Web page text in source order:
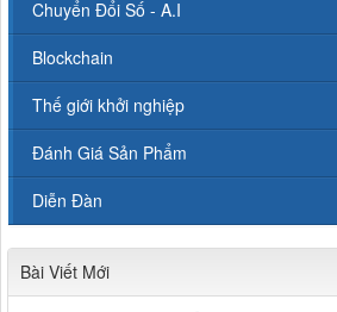
Chuyển Đổi Số - A.I
Blockchain
Thế giới khởi nghiệp
Đánh Giá Sản Phẩm
Diễn Đàn
Bài Viết Mới